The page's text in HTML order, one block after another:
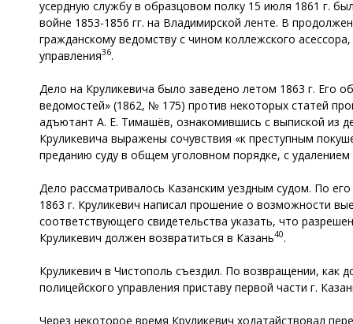
усердную службу в образцовом полку 15 июля 1861 г.
войне 1853-1856 гг. на Владимирской ленте. В
гражданскому ведомству с чином коллежского
управления36.
Дело на Круликевича было заведено летом 1863 г. Его
ведомостей» (1862, № 175) против некоторых статей
адъютант А. Е. Тимашёв, ознакомившись с выпиской из
Круликевича выражены сочувствия «к преступным
преданию суду в общем уголовном порядке, с
Дело рассматривалось Казанским уездным судом. По
1863 г. Круликевич написал прошение о возможности
соответствующего свидетельства указать, что
Круликевич должен возвратиться в Казань40.
Круликевич в Чистополь съездил. По возвращении, как
полицейского управления приставу первой части г.
Через некоторое время Круликевич ходатайствовал